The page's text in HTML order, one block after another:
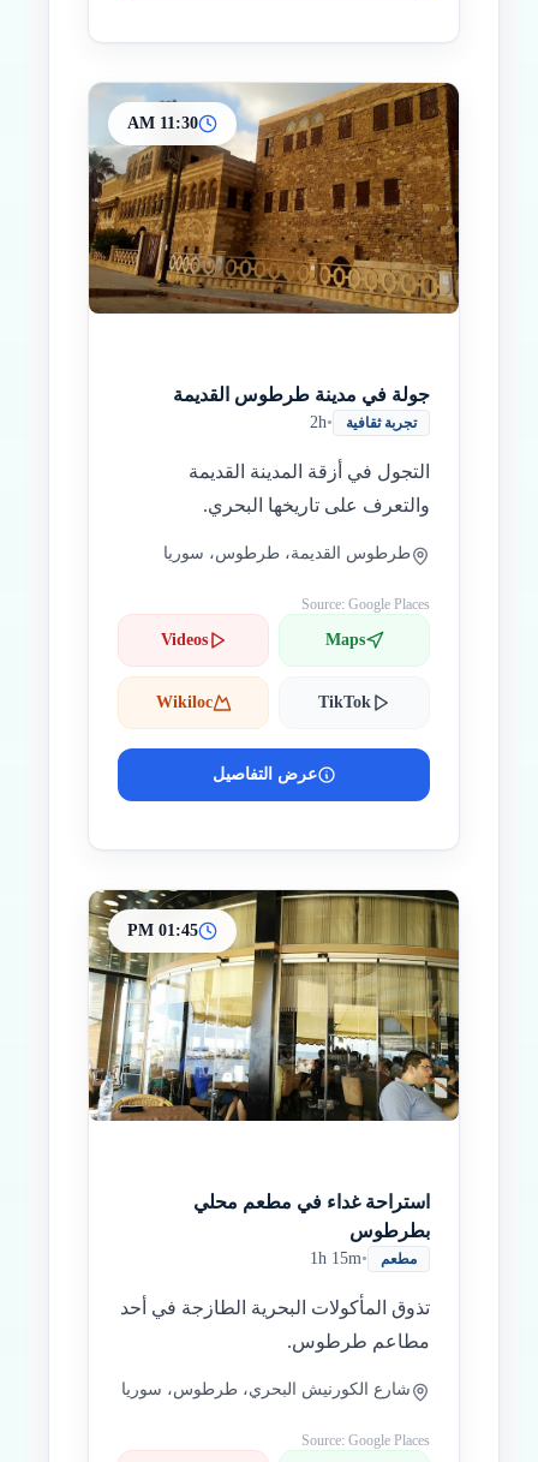
11:30 AM
جولة في مدينة طرطوس القديمة
تجربة ثقافية •
2h
التجول في أزقة المدينة القديمة
والتعرف على تاريخها البحري.
طرطوس القديمة، طرطوس، سوريا
Source: Google Places
Maps
Videos
TikTok
Wikiloc
عرض التفاصيل
01:45 PM
استراحة غداء في مطعم محلي
بطرطوس
مطعم •
1h 15m
تذوق المأكولات البحرية الطازجة في أحد
مطاعم طرطوس.
شارع الكورنيش البحري، طرطوس، سوريا
Source: Google Places